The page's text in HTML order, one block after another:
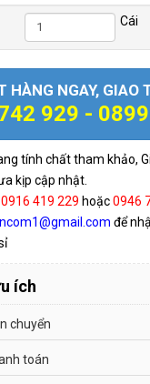
Cái
HÀNG NGAY, GIAO
929 -
tính chất tham khảo,
kịp cập nhật.
0916 419 229 hoặc0946
để
ích
chuyển
toán